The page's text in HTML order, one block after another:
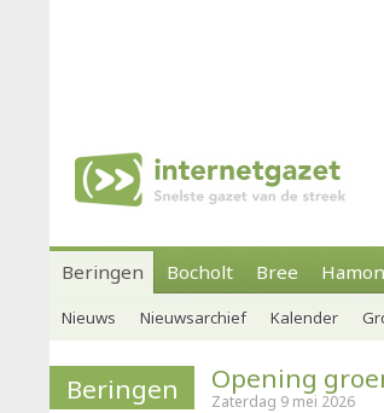
Beringen Bocholt Bree
Nieuws Nieuwsarchief Kalender
Beringen Opening
Zaterdag 9 mei 2026